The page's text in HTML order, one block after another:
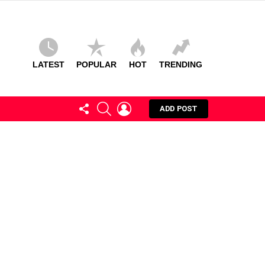
LATEST POPULAR HOT TRENDING
FOLLOW
US
SEARCHLOGIN
ADD POST